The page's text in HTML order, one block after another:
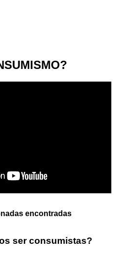
encontradas
ser consumistas?